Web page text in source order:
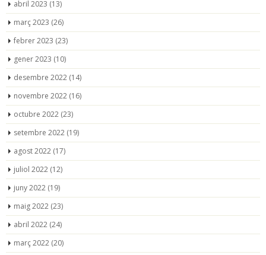
abril 2023 (13)
març 2023 (26)
febrer 2023 (23)
gener 2023 (10)
desembre 2022 (14)
novembre 2022 (16)
octubre 2022 (23)
setembre 2022 (19)
agost 2022 (17)
juliol 2022 (12)
juny 2022 (19)
maig 2022 (23)
abril 2022 (24)
març 2022 (20)